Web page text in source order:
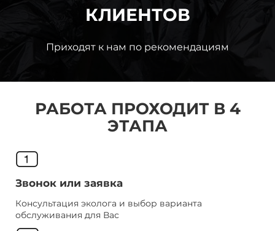
КЛИЕНТОВ
Приходят к нам по рекомендациям
РАБОТА ПРОХОДИТ В 4
ЭТАПА
Звонок или заявка
Консультация эколога и выбор варианта
обслуживания для Вас